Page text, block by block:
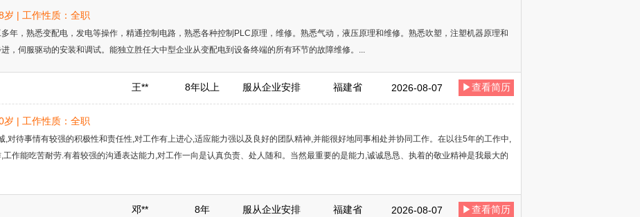
岁 | 工作性质：全职
年，熟悉变配电，发电等操作，精通控制电路，熟悉各种控制PLC原理，维修。熟悉气动，液压原理和维修。熟悉吹塑，注塑机器原理和
，伺服驱动的安装和调试。能独立胜任大中型企业从变配电到设备终端的所有环节的故障维修。...
王** 8年以上 服从企业安排 福建省 2026-08-07 ▶查看简历
岁 | 工作性质：全职
,对待事情有较强的积极性和责任性,对工作有上进心,适应能力强以及良好的团队精神,并能很好地同事相处并协同工作。在以往5年的工作中,
作能吃苦耐劳.有着较强的沟通表达能力,对工作一向是认真负责、处人随和。当然最重要的是能力,诚诚恳恳、执着的敬业精神是我最大的
邓** 8年 服从企业安排 福建省 2026-08-07 ▶查看简历